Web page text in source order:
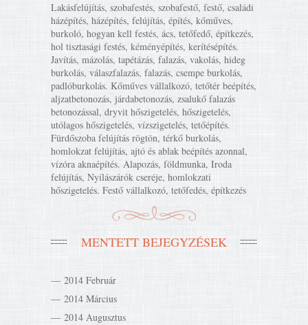
Lakásfelújítás, szobafestés, szobafestő, festő, családi
házépítés, házépítés, felújítás, építés, kőműves,
burkoló, hogyan kell festés, ács, tetőfedő, építkezés,
hol tisztasági festés, kéményépítés, kerítésépítés.
Javítás, mázolás, tapétázás, falazás, vakolás, hideg
burkolás, válaszfalazás, falazás, csempe burkolás,
padlóburkolás. Kőműves vállalkozó, tetőtér beépítés,
aljzatbetonozás, járdabetonozás, zsalukő falazás
betonozással, dryvit hőszigetelés, hőszigetelés,
utólagos hőszigetelés, vízszigetelés, tetőépítés.
Fürdőszoba felújítás rögtön, térkő burkolás,
homlokzat felújítás, ajtó és ablak beépítés azonnal,
vízóra aknaépítés. Alapozás, földmunka, Iroda
felújítás, Nyílászárók cseréje, homlokzati
hőszigetelés. Festő vállalkozó, tetőfedés, építkezés
MENTETT BEJEGYZÉSEK
2014 Február
2014 Március
2014 Augusztus